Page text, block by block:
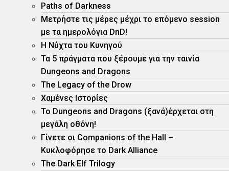
Paths of Darkness
Μετρήστε τις μέρες μέχρι το επόμενο session
με τα ημερολόγια DnD!
H Νύχτα του Κυνηγού
Τα 5 πράγματα που ξέρουμε για την ταινία
Dungeons and Dragons
The Legacy of the Drow
Χαμένες Ιστορίες
Το Dungeons and Dragons (ξανά)έρχεται στη
μεγάλη οθόνη!
Γίνετε οι Companions of the Hall –
Κυκλοφόρησε το Dark Alliance
The Dark Elf Trilogy